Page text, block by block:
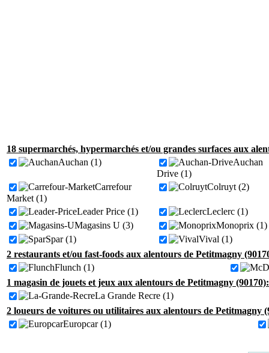
18 supermarchés, hypermarchés et/ou grandes surfaces aux
Auchan (1)
Auchan
Drive (1)
Carrefour
Market (1)
Colruyt (2)
Leader Price (1)
Leclerc (1)
Magasins U (3)
Monoprix (1)
Spar (1)
Vival (1)
2 restaurants et/ou fast-foods aux alentours de Petitmagny
Flunch (1)
1 magasin de jouets et jeux aux alentours de Petitmagny (90170):
La Grande Recre (1)
2 loueurs de voitures ou utilitaires aux alentours de Petitmagny
Europcar (1)